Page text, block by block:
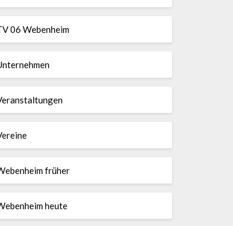
06 Webenheim
früher
heute